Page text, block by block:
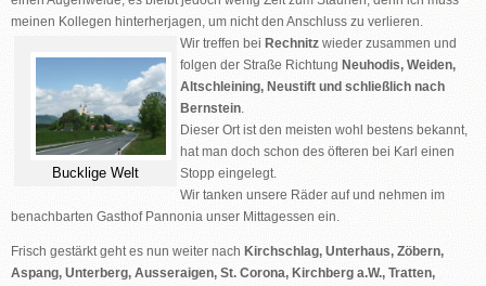
meinen Kollegen hinterherjagen, um nicht den Anschluss zu verlieren.
Bucklige Welt
Wir treffen bei Rechnitz wieder zusammen und
folgen der Straße Richtung Neuhodis, Weiden,
Altschleining, Neustift und schließlich nach
Bernstein.
Dieser Ort ist den meisten wohl bestens bekannt,
hat man doch schon des öfteren bei Karl einen
Stopp eingelegt.
Wir tanken unsere Räder auf und nehmen im
benachbarten Gasthof Pannonia unser Mittagessen ein.
Frisch gestärkt geht es nun weiter nach Kirchschlag, Unterhaus, Zöbern,
Aspang, Unterberg, Ausseraigen, St. Corona, Kirchberg a.W., Tratten,